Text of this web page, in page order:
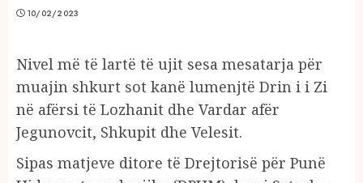
10/02/2023
Nivel më të lartë të ujit sesa mesatarja për
muajin shkurt sot kanë lumenjtë Drin i i Zi
në afërsi të Lozhanit dhe Vardar afër
Jegunovcit, Shkupit dhe Velesit.
Sipas matjeve ditore të Drejtorisë për Punë